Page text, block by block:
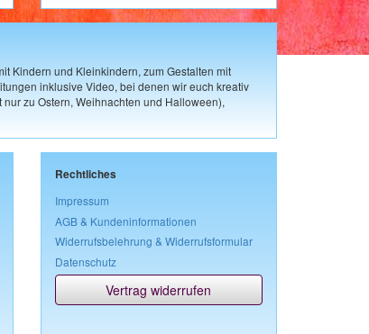
Kindern und Kleinkindern, zum Gestalten mit
inklusive Video, bei denen wir euch kreativ
zu Ostern, Weihnachten und Halloween),
Rechtliches
Impressum
AGB & Kundeninformationen
Widerrufsbelehrung & Widerrufsformular
Datenschutz
Vertrag widerrufen